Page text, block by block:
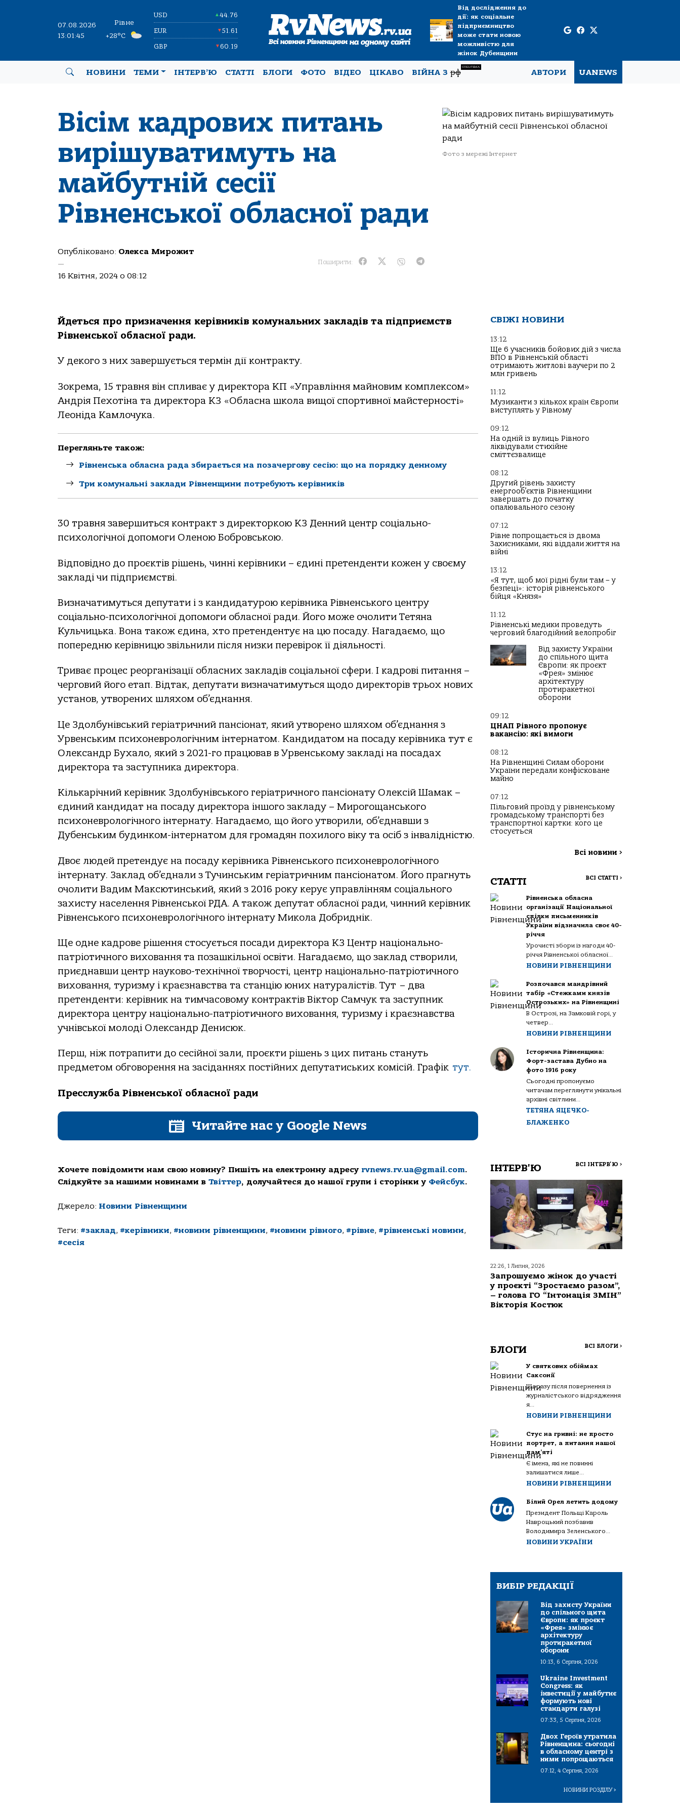
07.08.2026
13:01:45
Рівне
+28°C
USD ▲44.76
EUR ▼51.61
GBP ▼60.19
Від дослідження до
дії: як соціальне
підприємництво
може стати новою
можливістю для
жінок Дубенщини
НОВИНИ ТЕМИ ІНТЕРВ’Ю СТАТТІ БЛОГИ ФОТО ВІДЕО ЦІКАВО ВІЙНА Зрф
СПЕЦТЕМА
АВТОРИ UANEWS
Вісім кадрових питань
вирішуватимуть на
майбутній сесії
Рівненської обласної ради
Опубліковано: Олекса Мирожит
—
16 Квітня, 2024 о 08:12
Поширити:
Фото з мережі Інтернет
Йдеться про призначення керівників комунальних закладів та підприємств
Рівненської обласної ради.
У декого з них завершується термін дії контракту.
Зокрема, 15 травня він спливає у директора КП «Управління майновим комплексом»
Андрія Пехотіна та директора КЗ «Обласна школа вищої спортивної майстерності»
Леоніда Камлочука.
Перегляньте також:
Рівненська обласна рада збирається на позачергову сесію: що на порядку денному
Три комунальні заклади Рівненщини потребують керівників
30 травня завершиться контракт з директоркою КЗ Денний центр соціально-
психологічної допомоги Оленою Бобровською.
Відповідно до проєктів рішень, чинні керівники – єдині претенденти кожен у своєму
закладі чи підприємстві.
Визначатимуться депутати і з кандидатурою керівника Рівненського центру
соціально-психологічної допомоги обласної ради. Його може очолити Тетяна
Кульчицька. Вона також єдина, хто претендентує на цю посаду. Нагадаємо, що
попередню керівницю звільнили після низки перевірок її діяльності.
Триває процес реорганізації обласних закладів соціальної сфери. І кадрові питання –
черговий його етап. Відтак, депутати визначатимуться щодо директорів трьох нових
установ, утворених шляхом об’єднання.
Це Здолбунівський геріатричний пансіонат, який утворено шляхом об’єднання з
Урвенським психоневрологічним інтернатом. Кандидатом на посаду керівника тут є
Олександр Бухало, який з 2021-го працював в Урвенському закладі на посадах
директора та заступника директора.
Кількарічний керівник Здолбунівського геріатричного пансіонату Олексій Шамак –
єдиний кандидат на посаду директора іншого закладу – Мирогощанського
психоневрологічного інтернату. Нагадаємо, що його утворили, об’єднавши з
Дубенським будинком-інтернатом для громадян похилого віку та осіб з інвалідністю.
Двоє людей претендує на посаду керівника Рівненського психоневрологічного
інтернату. Заклад об’єднали з Тучинським геріатричним пансіонатом. Його прагнуть
очолити Вадим Максютинський, який з 2016 року керує управлінням соціального
захисту населення Рівненської РДА. А також депутат обласної ради, чинний керівник
Рівненського психоневрологічного інтернату Микола Добриднік.
Ще одне кадрове рішення стосується посади директора КЗ Центр національно-
патріотичного виховання та позашкільної освіти. Нагадаємо, що заклад створили,
приєднавши центр науково-технічної творчості, центр національно-патріотичного
виховання, туризму і краєзнавства та станцію юних натуралістів. Тут – два
претенденти: керівник на тимчасовому контрактів Віктор Самчук та заступник
директора центру національно-патріотичного виховання, туризму і краєзнавства
учнівської молоді Олександр Денисюк.
Перш, ніж потрапити до сесійної зали, проєкти рішень з цих питань стануть
предметом обговорення на засіданнях постійних депутатиських комісій. Графік тут.
Пресслужба Рівненської обласної ради
Читайте нас у Google News
Хочете повідомити нам свою новину? Пишіть на електронну адресу rvnews.rv.ua@gmail.com.
Слідкуйте за нашими новинами в Твіттер, долучайтеся до нашої групи і сторінки у Фейсбук.
Джерело: Новини Рівненщини
Теги: #заклад, #керівники, #новини рівненщини, #новини рівного, #рівне, #рівненські новини,
#сесія
СВІЖІ НОВИНИ
13:12
Ще 6 учасників бойових дій з числа
ВПО в Рівненській області
отримають житлові ваучери по 2
млн гривень
11:12
Музиканти з кількох країн Європи
виступлять у Рівному
09:12
На одній із вулиць Рівного
ліквідували стихійне
сміттєзвалище
08:12
Другий рівень захисту
енергооб’єктів Рівненщини
завершать до початку
опалювального сезону
07:12
Рівне попрощається із двома
Захисниками, які віддали життя на
війні
13:12
«Я тут, щоб мої рідні були там – у
безпеці»: історія рівненського
бійця «Князя»
11:12
Рівненські медики проведуть
черговий благодійний велопробіг
Від захисту України
до спільного щита
Європи: як проєкт
«Фрея» змінює
архітектуру
протиракетної
оборони
09:12
ЦНАП Рівного пропонує
вакансію: які вимоги
08:12
На Рівненщині Силам оборони
України передали конфісковане
майно
07:12
Пільговий проїзд у рівненському
громадському транспорті без
транспортної картки: кого це
стосується
Всі новини >
СТАТТІ ВСІ СТАТТІ >
Рівненська обласна
організації Національної
спілки письменників
України відзначила своє 40-
річчя
Урочисті збори із нагоди 40-
річчя Рівненської обласної...
НОВИНИ РІВНЕНЩИНИ
Розпочався мандрівний
табір «Стежками князів
Острозьких» на Рівненщині
В Острозі, на Замковій горі, у
четвер...
НОВИНИ РІВНЕНЩИНИ
Історична Рівненщина:
Форт-застава Дубно на
фото 1916 року
Сьогодні пропонуємо
читачам переглянути унікальні
архівні світлини...
ТЕТЯНА ЯЦЕЧКО-
БЛАЖЕНКО
ІНТЕРВ'Ю ВСІ ІНТЕРВ'Ю >
22:26, 1 Липня, 2026
Запрошуємо жінок до участі
у проєкті “Зростаємо разом”,
– голова ГО “Інтонація ЗМІН”
Вікторія Костюк
БЛОГИ ВСІ БЛОГИ >
У святкових обіймах
Саксонії
Щоразу після повернення із
журналістського відрядження
я...
НОВИНИ РІВНЕНЩИНИ
Стус на гривні: не просто
портрет, а питання нашої
пам’яті
Є імена, які не повинні
залишатися лише...
НОВИНИ РІВНЕНЩИНИ
Білий Орел летить додому
Президент Польщі Кароль
Навроцький позбавив
Володимира Зеленського...
НОВИНИ УКРАЇНИ
ВИБІР РЕДАКЦІЇ
Від захисту України
до спільного щита
Європи: як проєкт
«Фрея» змінює
архітектуру
протиракетної
оборони
10:13, 6 Серпня, 2026
Ukraine Investment
Congress: як
інвестиції у майбутнє
формують нові
стандарти галузі
07:33, 5 Серпня, 2026
Двох Героїв утратила
Рівненщина: сьогодні
в обласному центрі з
ними попрощаються
07:12, 4 Серпня, 2026
НОВИНИ РОЗДІЛУ>